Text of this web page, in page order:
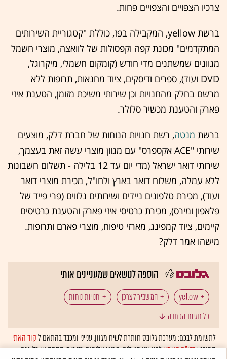
צרכיו הצפויים והצפויים פחות.
ברשת yellow, המקבילה בפז, כוללת "קטגוריית השירותים
המתקדמים" מכונת קפה וקפסולות של לוואצה, מוצרי חשמל
מגוונים שמשתנים מדי חודש (קומקום חשמלי, מיקרוגל,
DVD ועוד), ספרים ודיסקים, ציוד מחנאות, תרופות ללא
מרשם בחלק מהחנויות וכן שירותי משיכת מזומן, הטענת איזי
פארק והטענת מכשיר סלולר.
ברשת מנטה, רשת חנויות הנוחות של חברת דלק, מוצעים
שירותי "ACE אקספרס" עם מגוון מוצרי עשה זאת בעצמך,
שירותי דואר ישראל (מדי יום עד 12 בלילה - תשלום חשבונות
ללא עמלה, משלוח דואר בארץ ולחו"ל, מכירת מוצרי דואר
ועוד), מכירת טלפונים ניידים ושירותים נלווים (פרי פייד של
פלאפון ומירס), מכירת כרטיסי איזי פארק והטענת כרטיסים
קיימים, ציוד קמפינג, מארזי טיפוח, מוצרי פארם ותרופות.
מישהו אמר דלק?
הוספה לנושאים שמעניינים אותי
yellow המשביר לצרכן חנויות נוחות
סופר פארם
רשתות שיווק תחנות דלק מנטה so good
כל תגיות הכתבה
לתשומת לבכם: מערכת גלובס חותרת לשיח מגוון, ענייני ומכבד בהתאם לקוד האתי
המופיעבדו"ח האמוןלפיו אנו פועלים. ביטויי אלימות, גזענות, הסתה או כל שיח